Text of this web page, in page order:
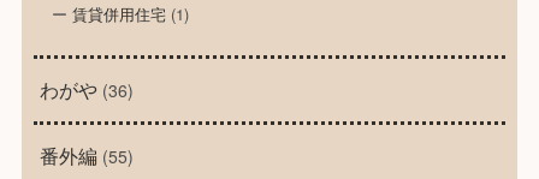
賃貸併用住宅(1)
わがや(36)
番外編 (55)